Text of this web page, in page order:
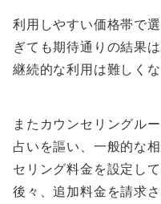
利用しやすい価格帯で
ぎても期待通りの結果
継続的な利用は難しく
またカウンセリングル
占いを謳い、一般的な
セリング料金を設定し
後々、追加料金を請求